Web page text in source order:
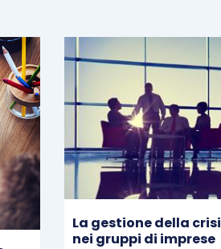
La gestione della
nei gruppi di imprese